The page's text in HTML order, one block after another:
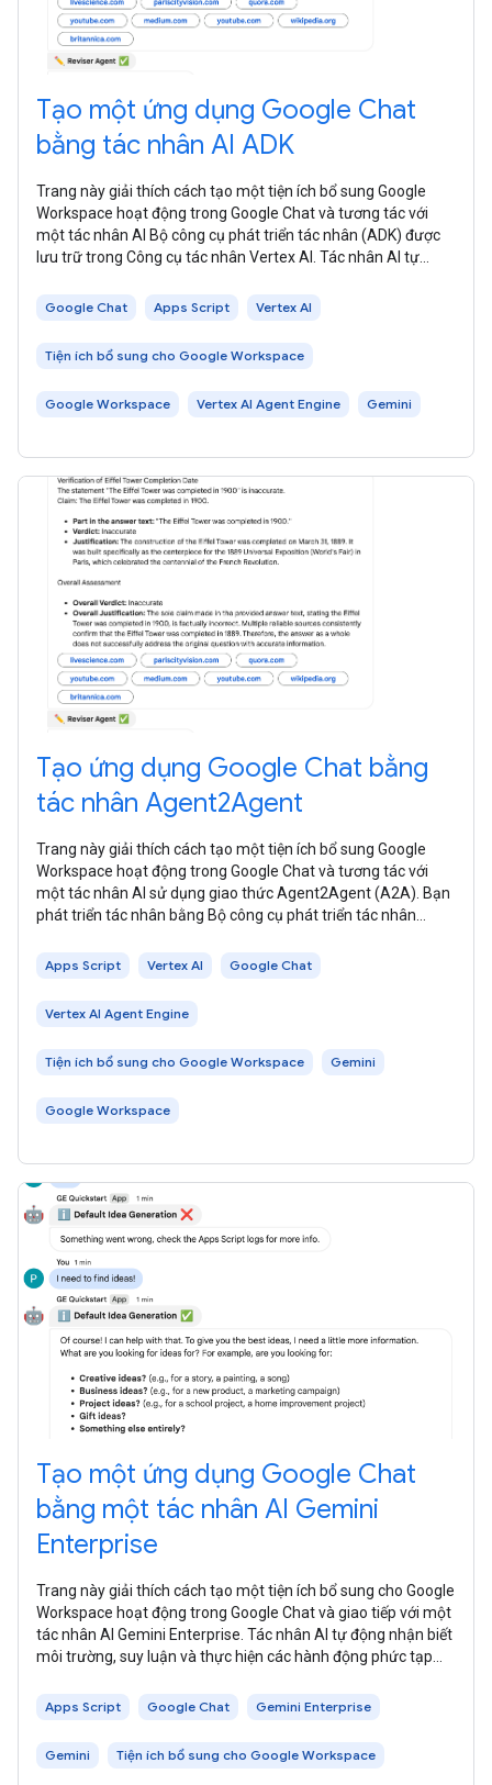
Tạo một ứng dụng Google Chat
bằng tác nhân AI ADK
Trang này giải thích cách tạo một tiện ích bổ sung Google
Workspace hoạt động trong Google Chat và tương tác với
một tác nhân AI Bộ công cụ phát triển tác nhân (ADK) được
lưu trữ trong Công cụ tác nhân Vertex AI. Tác nhân AI tự
Google Chat Apps Script Vertex AI
Tiện ích bổ sung cho Google Workspace
Google Workspace Vertex AI Agent Engine Gemini
Tạo ứng dụng Google Chat bằng
tác nhân Agent2Agent
Trang này giải thích cách tạo một tiện ích bổ sung Google
Workspace hoạt động trong Google Chat và tương tác với
một tác nhân AI sử dụng giao thức Agent2Agent (A2A). Bạn
phát triển tác nhân bằng Bộ công cụ phát triển tác nhân
Apps Script Vertex AI Google Chat
Vertex AI Agent Engine
Tiện ích bổ sung cho Google Workspace Gemini
Google Workspace
Tạo một ứng dụng Google Chat
bằng một tác nhân AI Gemini
Enterprise
Trang này giải thích cách tạo một tiện ích bổ sung cho Google
Workspace hoạt động trong Google Chat và giao tiếp với một
tác nhân AI Gemini Enterprise. Tác nhân AI tự động nhận biết
môi trường, suy luận và thực hiện các hành động phức tạp
Apps Script Google Chat Gemini Enterprise
Gemini Tiện ích bổ sung cho Google Workspace